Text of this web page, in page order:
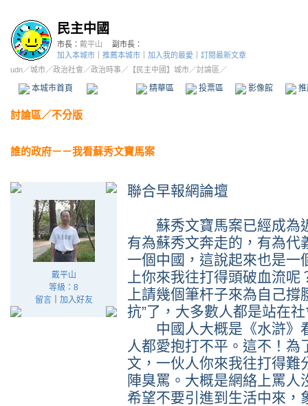
民主中國
市長： 戴平山
副市長：
加入本城市
推薦本城市 加入我的最愛
訂閱最新文章
udn／城市／政治社會 ／政治時事／ 【民主中國】城市／討論區／
本城市首頁 精華區 投票區 影像館
討論區／不分版
誰的政府－－我看蘇秀文寶馬案
戴平山
等級：8
留言｜ 加入好友
聯合早報網論壇
蘇秀文寶馬案已經成為
有為蘇秀文奔走的，有為代
一個中國，這說起來也是一
上你來我往打得頭破血流
上請幾個筆杆子來為自己
抗”了，大多數人都是站在
中國人大概是《水滸》看
人都愛抱打不平。這不！
文，一伙人你來我往打得難
陣臭罵。大概是網絡上罵
希望不要引進到生活中來，